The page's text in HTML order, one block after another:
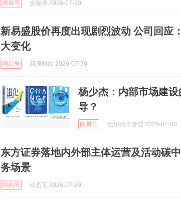
网易号 金融界 2026-07-30
新易盛股价再度出现剧烈波动 公司回应
大变化
网易号 新浪财经 2026-07-30
杨少杰：内部市场建
导？
网易号 组织形态管理 2026-07-30
东方证券落地内外部主体运营及活动碳
务场景
网易号 动态宝 2026-07-29